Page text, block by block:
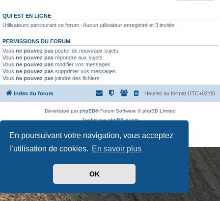
En poursuivant votre navigation, vous acceptez
l’utilisation de cookies. En savoir plus
OK
QUI EST EN LIGNE
Utilisateurs parcourant ce forum : Aucun utilisateur enregistré et 3 invités
PERMISSIONS DU FORUM
Vous ne pouvez pas poster de nouveaux sujets
Vous ne pouvez pas répondre aux sujets
Vous ne pouvez pas modifier vos messages
Vous ne pouvez pas supprimer vos messages
Vous ne pouvez pas joindre des fichiers
Index du forum Heures au format UTC+02:00
Développé parphpBB® Forum Software © phpBB Limited
Traduit parphpBB-fr.com
Confidentialité| Conditions